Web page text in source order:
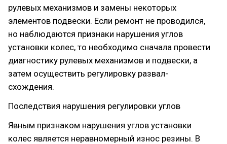
рулевых механизмов и замены некоторых
элементов подвески. Если ремонт не проводился,
но наблюдаются признаки нарушения углов
установки колес, то необходимо сначала провести
диагностику рулевых механизмов и подвески, а
затем осуществить регулировку развал-
схождения.
Последствия нарушения регулировки углов
Явным признаком нарушения углов установки
колес является неравномерный износ резины. В